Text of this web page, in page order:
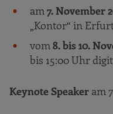
am 7. November
„Kontor“ in
vom 8. bis 10.
bis 15:00 Uhr
Keynote Speaker am